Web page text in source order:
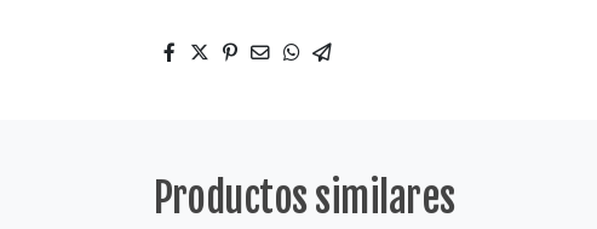
Productos similares